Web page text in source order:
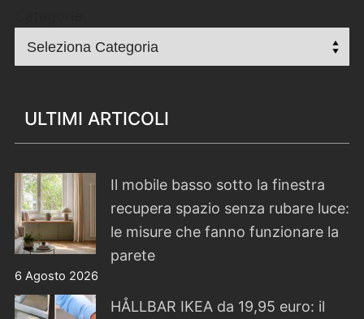
ULTIMI ARTICOLI
Il mobile basso sotto la finestra
recupera spazio senza rubare luce:
le misure che fanno funzionare la
parete
6 Agosto 2026
HÅLLBAR IKEA da 19,95 euro: il